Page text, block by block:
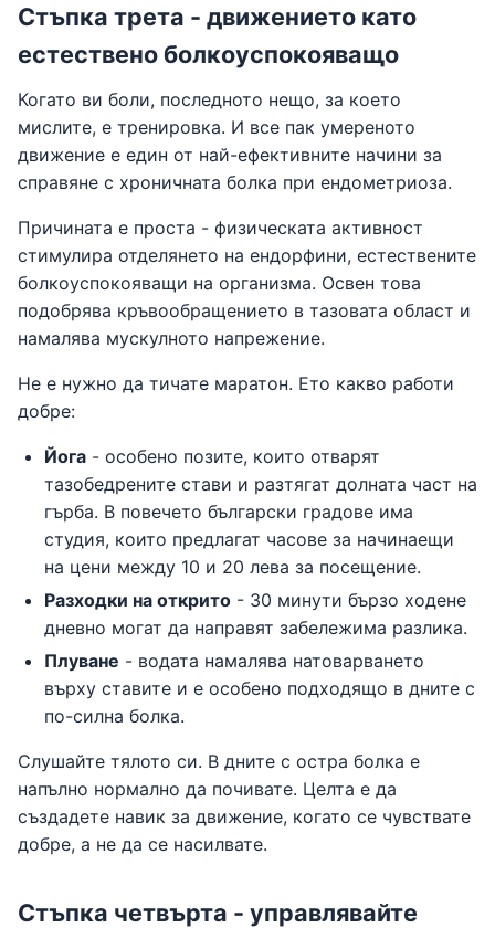
Стъпка трета - движението като
естествено болкоуспокояващо
Когато ви боли, последното нещо, за което
мислите, е тренировка. И все пак умереното
движение е един от най-ефективните начини за
справяне с хроничната болка при ендометриоза.
Причината е проста - физическата активност
стимулира отделянето на ендорфини, естествените
болкоуспокояващи на организма. Освен това
подобрява кръвообращението в тазовата област и
намалява мускулното напрежение.
Не е нужно да тичате маратон. Ето какво работи
добре:
Йога - особено позите, които отварят
тазобедрените стави и разтягат долната част на
гърба. В повечето български градове има
студия, които предлагат часове за начинаещи
на цени между 10 и 20 лева за посещение.
Разходки на открито - 30 минути бързо ходене
дневно могат да направят забележима разлика.
Плуване - водата намалява натоварването
върху ставите и е особено подходящо в дните с
по-силна болка.
Слушайте тялото си. В дните с остра болка е
напълно нормално да почивате. Целта е да
създадете навик за движение, когато се чувствате
добре, а не да се насилвате.
Стъпка четвърта - управлявайте